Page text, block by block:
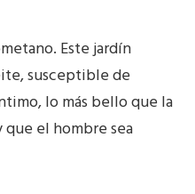
Este jardín
susceptible de
lo más bello que la
el hombre sea